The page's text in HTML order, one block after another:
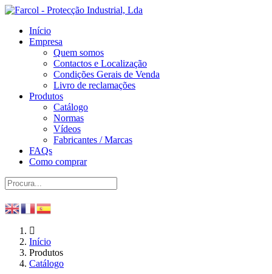
Início
Empresa
Quem somos
Contactos e Localização
Condições Gerais de Venda
Livro de reclamações
Produtos
Catálogo
Normas
Vídeos
Fabricantes / Marcas
FAQs
Como comprar
Início
Produtos
Catálogo